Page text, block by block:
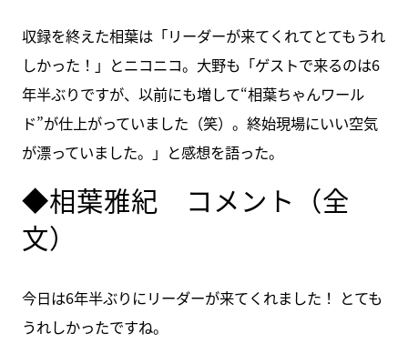
収録を終えた相葉は「リーダーが来てくれてとてもうれ
しかった！」とニコニコ。大野も「ゲストで来るのは6
年半ぶりですが、以前にも増して“相葉ちゃんワール
ド”が仕上がっていました（笑）。終始現場にいい空気
が漂っていました。」と感想を語った。
◆相葉雅紀 コメント（全
文）
今日は6年半ぶりにリーダーが来てくれました！ とても
うれしかったですね。